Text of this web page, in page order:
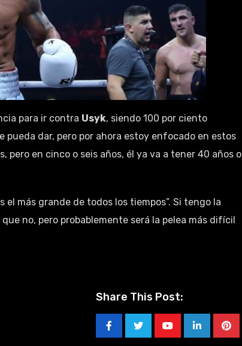
para ir contra Usyk, siendo 100 por ciento
dar, pero por ahora estoy enfocado en estos
pero en cinco o seis años, él ya va a tener 40 años o
el más grande de todos los tiempos”. Si tengo la
no, pero probablemente será la pelea más difícil
Share This Post: